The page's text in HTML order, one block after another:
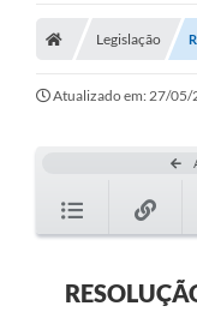
Legislação
Atualizado em: 27/05/